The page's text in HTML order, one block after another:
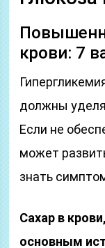
крови: 7
должны
Если не
может
знать
Сахар в
основным